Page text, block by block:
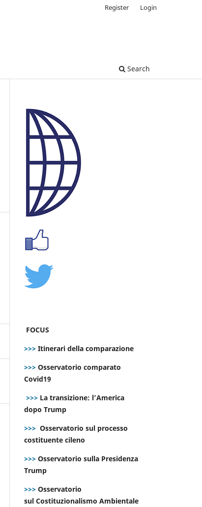
Search
Register Login
FOCUS
>>> Itinerari della comparazione
>>> Osservatorio comparato
Covid19
>>> La transizione: l’America
dopo Trump
>>> Osservatorio sul processo
costituente cileno
>>> Osservatorio sulla Presidenza
Trump
>>> Osservatorio
sul Costituzionalismo Ambientale